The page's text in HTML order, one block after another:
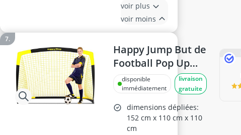
voir plus
voir moins
Happy Jump But de
Football Pop Up
5'x3.6'
disponible
immédiatement
livraison
gratuite
dimensions dépliées:
152 cm x 110 cm x 110
cm